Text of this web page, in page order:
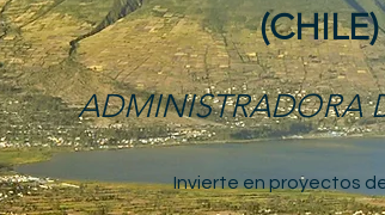
(CHILE)
ADMINISTRADORA
Invierte en proyectos